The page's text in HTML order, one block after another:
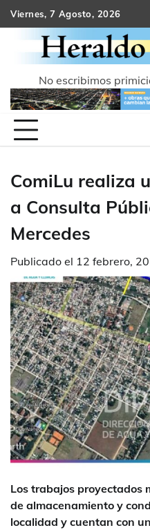
Skip
to
content
Viernes, 7 Agosto, 2026
No escribimos
ComiLu realiza
a Consulta
Mercedes
Publicado el 12 febrero,
Los trabajos proyectados
de almacenamiento y
localidad y cuentan con